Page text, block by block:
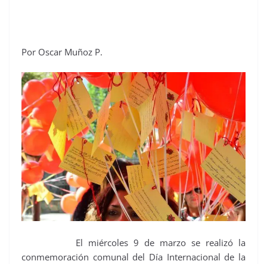
Por Oscar Muñoz P.
El miércoles 9 de marzo se realizó la
conmemoración comunal del Día Internacional de la